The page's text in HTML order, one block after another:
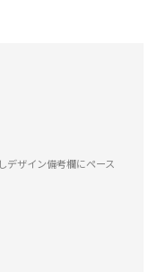
デザイン備考欄にペース